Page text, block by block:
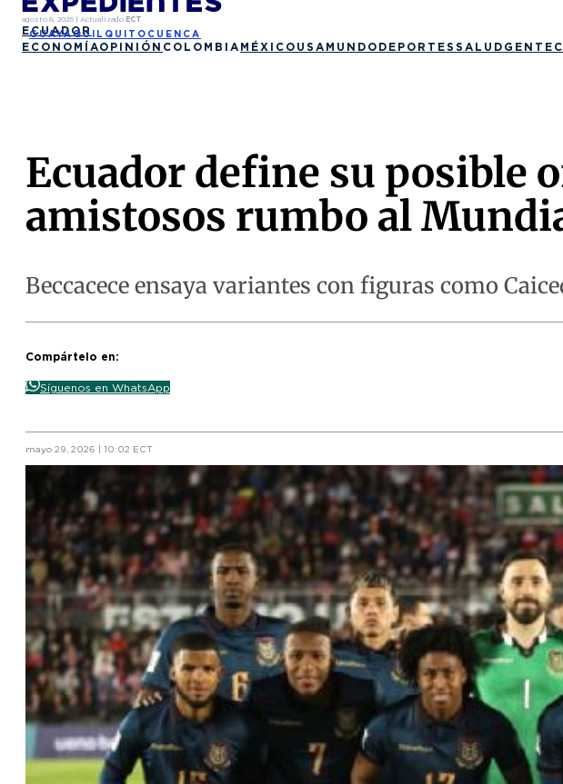
agosto 8, 2026 | Actualizado ECT
ECUADOR
GUAYAQUIL QUITO CUENCA
ECONOMÍAOPINIÓN COLOMBIA MÉXICO USA MUNDO DEPORTES SALUD GENTE
Ecuador define su posible
amistosos rumbo al
Beccacece ensaya variantes con figuras como
Compártelo en:
Síguenos en WhatsApp
mayo 29, 2026 | 10:02 ECT